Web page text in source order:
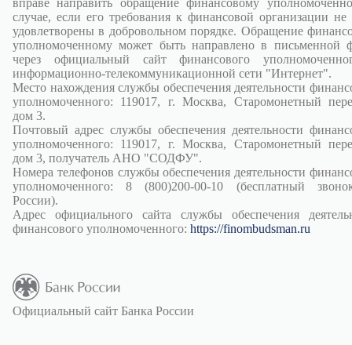
вправе направить обращение финансовому
случае, если его требования к финансовой организации
удовлетворены в добровольном порядке. Обращение
уполномоченному может быть направлено в письменной
через официальный сайт финансового
информационно-телекоммуникационной сети "Интернет".
Место нахождения службы обеспечения деятельности
уполномоченного: 119017, г. Москва, Старомонетный
дом 3.
Почтовый адрес службы обеспечения деятельности
уполномоченного: 119017, г. Москва, Старомонетный
дом 3, получатель АНО "СОДФУ".
Номера телефонов службы обеспечения деятельности
уполномоченного: 8 (800)200-00-10 (бесплатный
России).
Адрес официального сайта службы обеспечения
финансового уполномоченного: https://finombudsman.ru
Официальный сайт Банка России